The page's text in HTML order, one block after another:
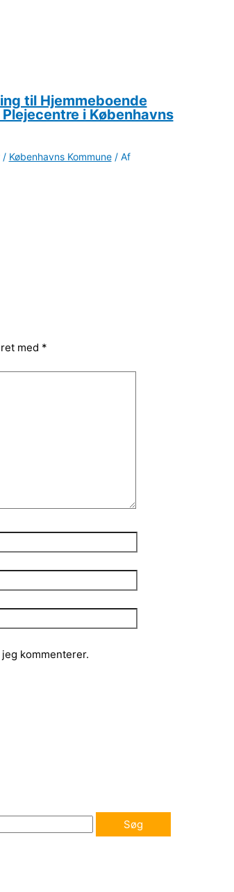
til Hjemmeboende
i Københavns
/ Københavns Kommune/ Af
med *
kommenterer.